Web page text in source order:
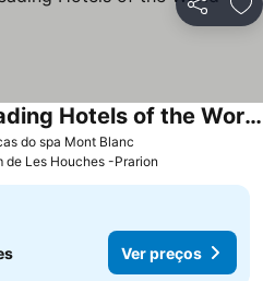
Partilhar
do spa Mont Blanc
Armancette - The Leading Hotels of the World
de Les Houches -Prarion
Ver preços